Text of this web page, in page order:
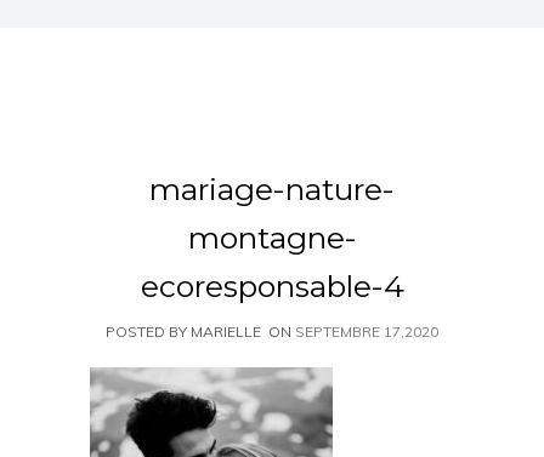
mariage-nature-
montagne-
ecoresponsable-4
POSTED BY MARIELLE ON SEPTEMBRE 17,2020